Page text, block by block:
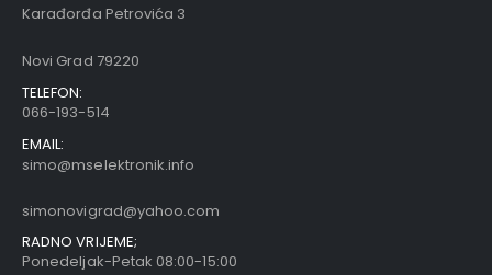
Karađorđa Petrovića 3
Novi Grad 79220
TELEFON:
066-193-514
EMAIL:
simo@mselektronik.info
simonovigrad@yahoo.com
RADNO VRIJEME;
Ponedeljak-Petak 08:00-15:00